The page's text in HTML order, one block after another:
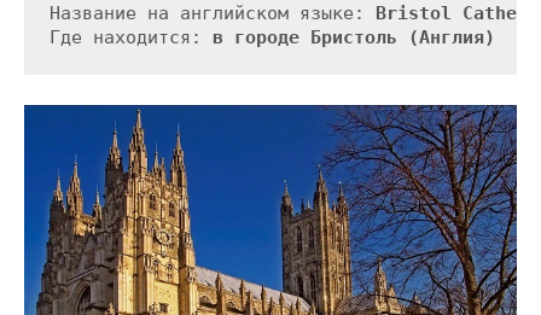
Название на английском языке: Bristol
Где находится: в городе Бристоль (Англия)